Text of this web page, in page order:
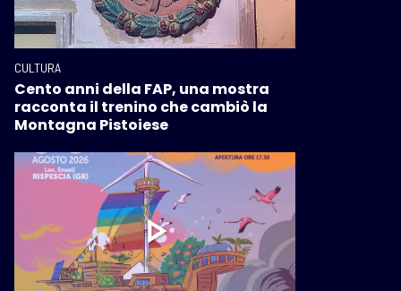
CULTURA
Cento anni della FAP, una mostra
racconta il trenino che cambiò la
Montagna Pistoiese